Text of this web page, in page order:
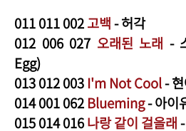
011011 002고백- 허각
012 006 027 오래된 노래 -
Egg)
013012 003I'm Not Cool-
014001 062Blueming- 아이
015014 016나랑 같이 걸을래